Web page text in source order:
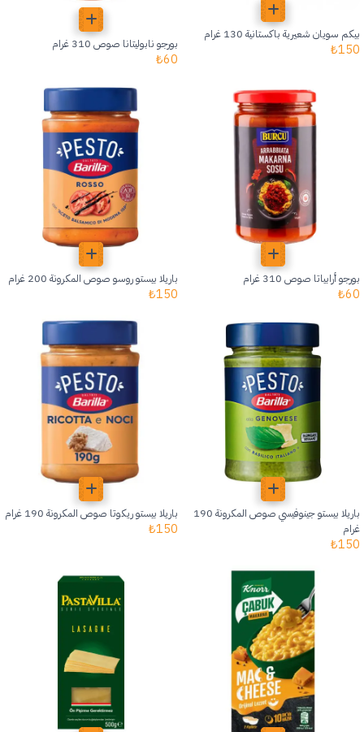
بيكم سويان شعيرية باكستانية 130 غرام
150
₺ بورجو نابوليتانا صوص 310 غرام
60
₺
بورجو أرابياتا صوص 310 غرام
60
₺
باريلا بيستو روسو صوص المكرونة 200 غرام
150
₺
باريلا بيستو جينوفيسي صوص المكرونة 190
غرام
150
₺
باريلا بيستو ريكوتا صوص المكرونة 190 غرام
150
₺